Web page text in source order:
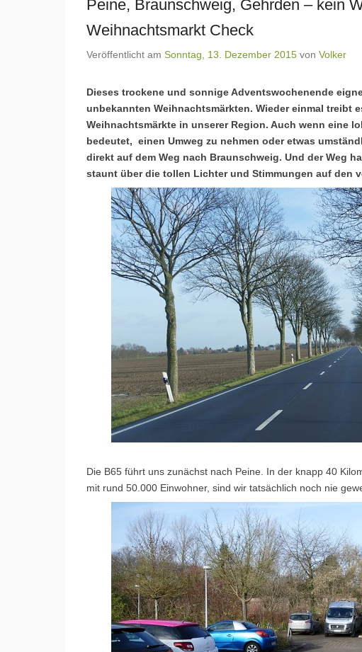
Peine, Braunschweig, Gehrden – kein
Weihnachtsmarkt Check
Veröffentlicht am Sonntag, 13. Dezember 2015 von Volker
Dieses trockene und sonnige Adventswochenende
unbekannten Weihnachtsmärkten. Wieder einmal treibt
Weihnachtsmärkte in unserer Region. Auch wenn eine
bedeutet, einen Umweg zu nehmen oder etwas
direkt auf dem Weg nach Braunschweig. Und der Weg
staunt über die tollen Lichter und Stimmungen auf den
Die B65 führt uns zunächst nach Peine. In der knapp 40
mit rund 50.000 Einwohner, sind wir tatsächlich noch nie